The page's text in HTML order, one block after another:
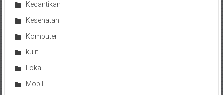
Kecantikan
Kesehatan
Komputer
kulit
Lokal
Mobil